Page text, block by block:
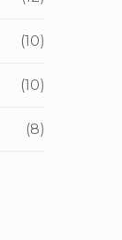
(10)
(10)
(8)